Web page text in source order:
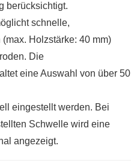
berücksichtigt.
schnelle,
Holzstärke: 40 mm)
Die
eine Auswahl von über 50
eingestellt werden. Bei
Schwelle wird eine
angezeigt.